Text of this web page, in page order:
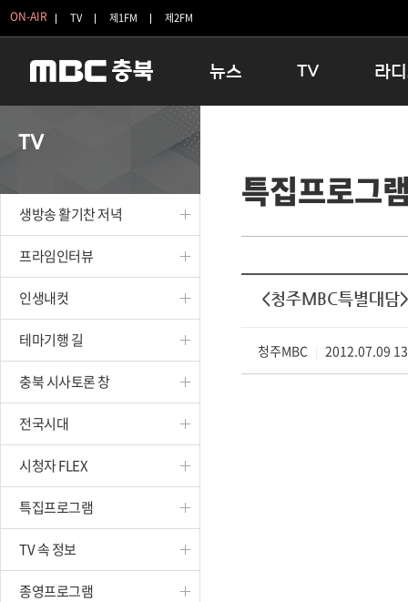
ON-AIR TV 제1FM 제2FM
뉴스
보은
옥천
TV
인생내컷
테마기행 길
시청자 FLEX
특집프로그램
종영프로그램
라
16:00 완
우리 고
TV
생방송 활기찬 저녁
프라임인터뷰
인생내컷
테마기행 길
충북 시사토론 창
전국시대
시청자 FLEX
특집프로그램
TV 속 정보
종영프로그램
특집프로그
<청주MBC특별대담
청주MBC 2012.07.09